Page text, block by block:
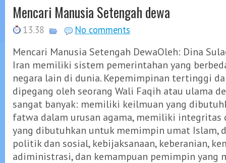
Mencari Manusia Setengah dewa
13.38 No comments
Mencari Manusia Setengah DewaOleh: Dina
Iran memiliki sistem pemerintahan yang
negara lain di dunia. Kepemimpinan tertinggi
dipegang oleh seorang Wali Faqih atau ulama
sangat banyak: memiliki keilmuan yang
fatwa dalam urusan agama, memiliki integritas
yang dibutuhkan untuk memimpin umat Islam,
politik dan sosial, kebijaksanaan, keberanian,
adiministrasi, dan kemampuan pemimpin yang